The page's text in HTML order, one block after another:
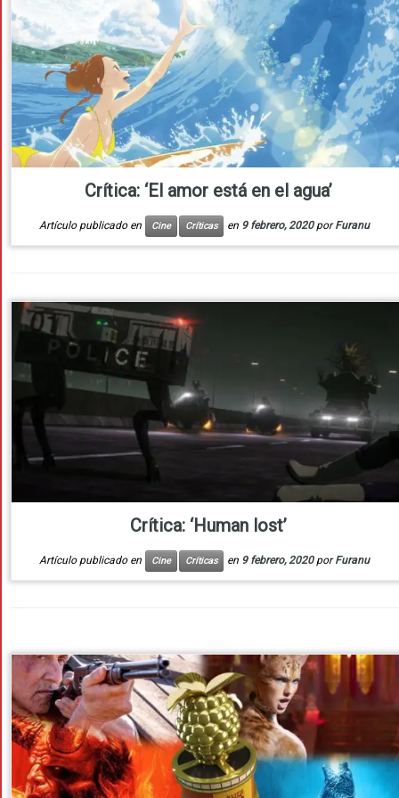
Crítica: ‘El amor está en el agua’
Artículo publicado en Cine Críticas en 9 febrero, 2020 porFuranu
Crítica: ‘Human lost’
Artículo publicado en Cine Críticas en 9 febrero, 2020 porFuranu